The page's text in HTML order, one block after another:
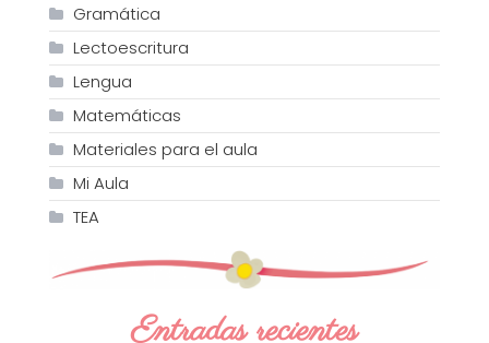
Gramática
Lectoescritura
Lengua
Matemáticas
Materiales para el aula
Mi Aula
TEA
Entradas recientes